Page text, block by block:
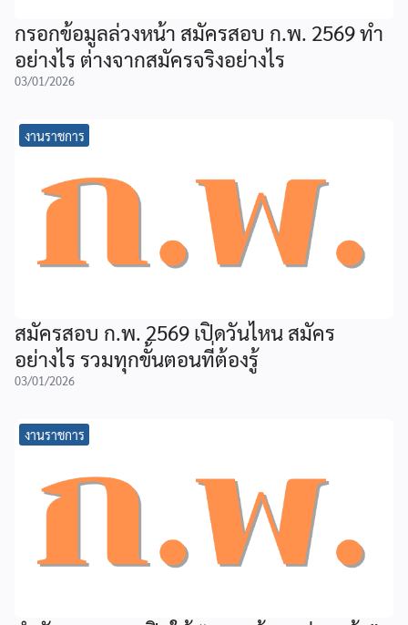
กรอกข้อมูลล่วงหน้า สมัครสอบ ก.พ. 2569 ทำ
อย่างไร ต่างจากสมัครจริงอย่างไร
03/01/2026
งานราชการ
สมัครสอบ ก.พ. 2569 เปิดวันไหน สมัคร
อย่างไร รวมทุกขั้นตอนที่ต้องรู้
03/01/2026
งานราชการ